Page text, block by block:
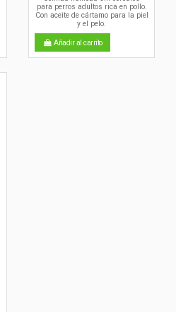
para perros adultos rica en pollo.
Con aceite de cártamo para la piel
y el pelo.
Añadir al carrito